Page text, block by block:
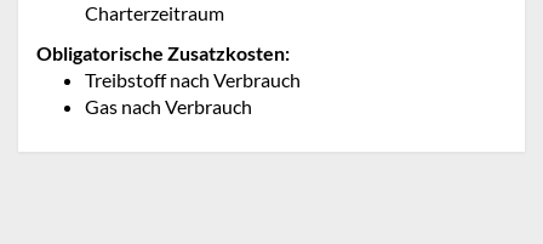
Charterzeitraum
Obligatorische Zusatzkosten:
Treibstoff nach Verbrauch
Gas nach Verbrauch